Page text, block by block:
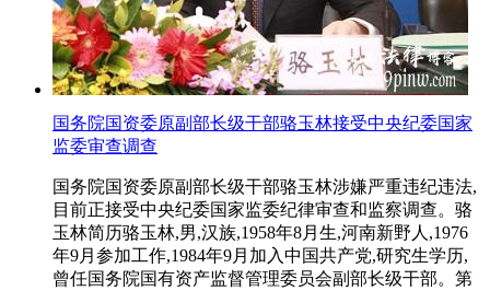
国务院国资委原副部长级干部骆玉林接受中央纪委国家
监委审查调查
国务院国资委原副部长级干部骆玉林涉嫌严重违纪违法,
目前正接受中央纪委国家监委纪律审查和监察调查。骆
玉林简历骆玉林,男,汉族,1958年8月生,河南新野人,1976
年9月参加工作,1984年9月加入中国共产党,研究生学历,
曾任国务院国有资产监督管理委员会副部长级干部。第